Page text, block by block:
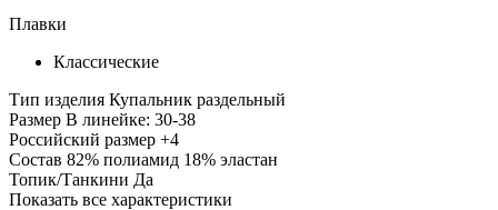
Плавки
Классические
Тип изделия Купальник раздельный
Размер В линейке: 30-38
Российский размер +4
Состав 82% полиамид 18% эластан
Топик/Танкини Да
Показать все характеристики